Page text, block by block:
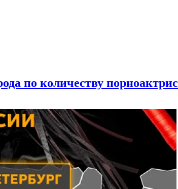
по количеству порноактрис